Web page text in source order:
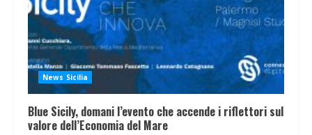
News Sicilia
Blue Sicily, domani l’evento che accende i riflettori sul
valore dell’Economia del Mare